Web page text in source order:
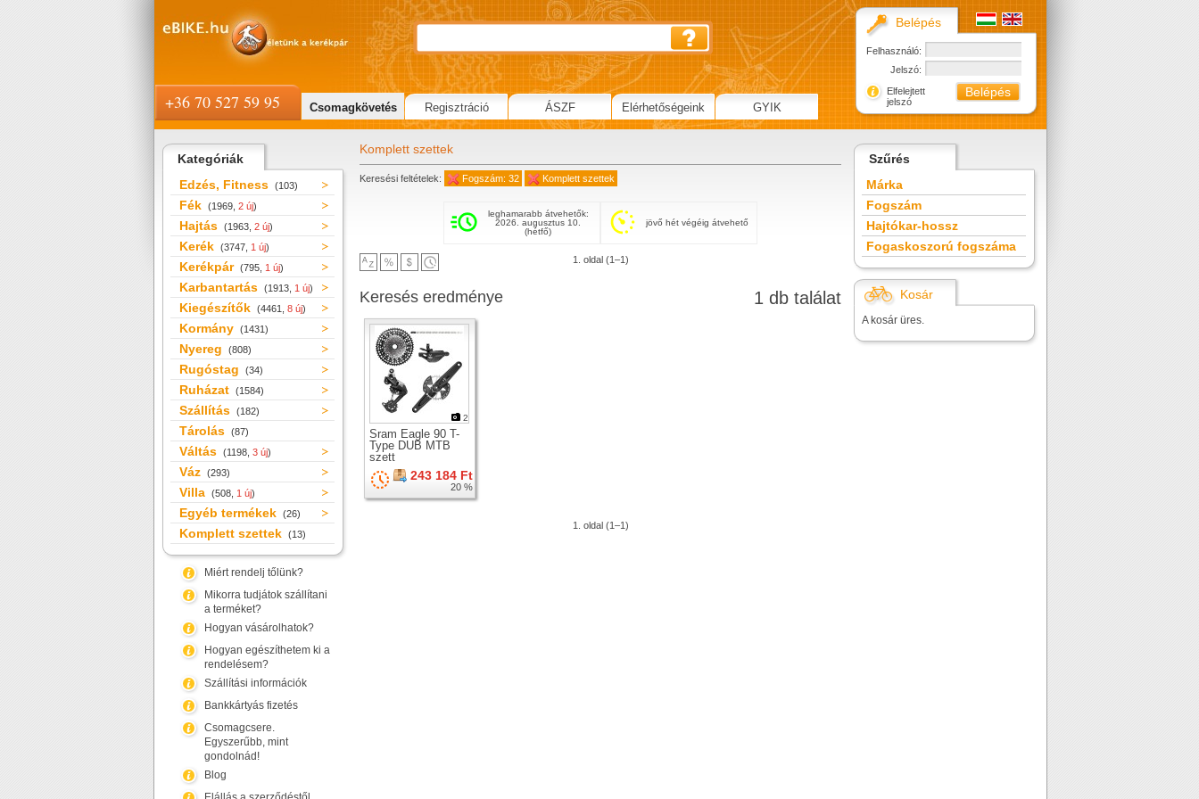
Kategóriák
Edzés, Fitness (103)
Fék (1969, 2 új)
Hajtás (1963, 2 új)
Kerék (3747, 1 új)
Kerékpár (795, 1 új)
Karbantartás (1913, 1 új)
Kiegészítők (4461, 8 új)
Kormány (1431)
Nyereg (808)
Rugóstag (34)
Ruházat (1584)
Szállítás (182)
Tárolás (87)
Váltás (1198, 3 új)
Váz (293)
Villa (508, 1 új)
Egyéb termékek (26)
Komplett szettek (13)
Miért rendelj tőlünk?
Mikorra tudjátok szállítani
a terméket?
Hogyan vásárolhatok?
Hogyan egészíthetem ki a
rendelésem?
Szállítási információk
Bankkártyás fizetés
Csomagcsere.
Egyszerűbb, mint
gondolnád!
Blog
Komplett szettek
Keresési feltételek: Fogszám: 32 Komplett szettek
leghamarabb átvehetők:
2026. augusztus 10.
(hétfő)
jövő hét végéig átvehető
1. oldal (1–1)
1 db találat
Keresés eredménye
2
Sram Eagle 90 T-
Type DUB MTB
szett
243 184 Ft
20 %
1. oldal (1–1)
Szűrés
Márka
Fogszám
Hajtókar-hossz
Fogaskoszorú fogszáma
Kosár
A kosár üres.
Belépés
Felhasználó:
Jelszó:
Elfelejtett
jelszó
+36 70 527 59 95 Csomagkövetés Regisztráció ÁSZF Elérhetőségeink GYIK